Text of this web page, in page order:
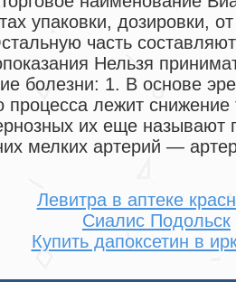
упаковки, дозировки,
часть
Нельзя
болезни: 1. В основе
процесса лежит
их еще называют
мелких артерий —
Левитра в аптеке
Сиалис Подольск
Купить дапоксетин в